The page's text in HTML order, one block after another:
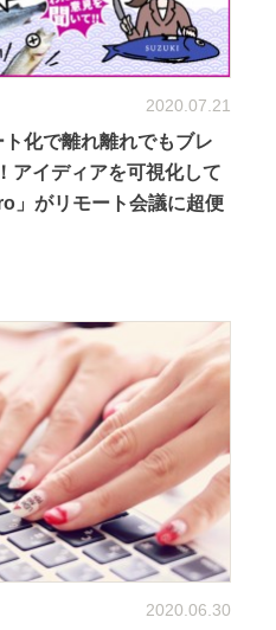
2020.07.21
ト化で離れ離れでもブレ
アイディアを可視化して
」がリモート会議に超便
2020.06.30